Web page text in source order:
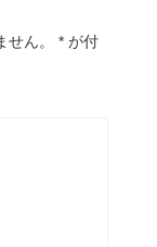
ん。 * が付